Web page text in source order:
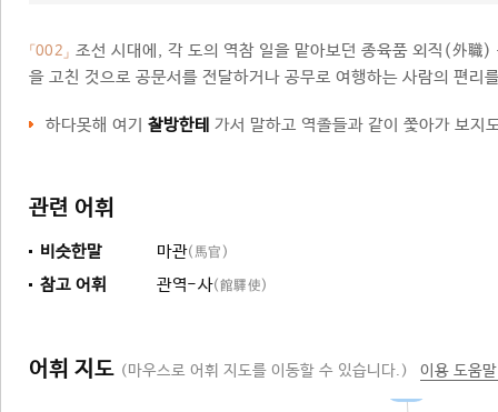
「002」 조선 시대에, 각 도의 역참 일을 맡아보던 종육품 외직(外
을 고친 것으로 공문서를 전달하거나 공무로 여행하는 사람의 편리
하다못해 여기 찰방한테 가서 말하고 역졸들과 같이 쫓아가 보
관련 어휘
비슷한말 마관(馬官)
참고 어휘 관역-사(館驛使)
어휘 지도 (마우스로 어휘 지도를 이동할 수 있습니다.) 이용 도움